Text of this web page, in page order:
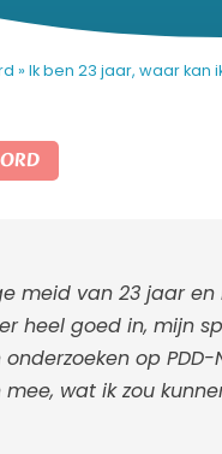
» Ik ben 23 jaar, waar kan
meid van 23 jaar
heel goed in, mijn
op
wat ik zou